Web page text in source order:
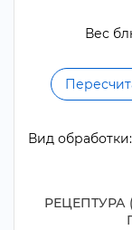
ес
ид обработки: